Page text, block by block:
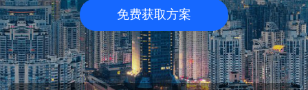
免费获取方案